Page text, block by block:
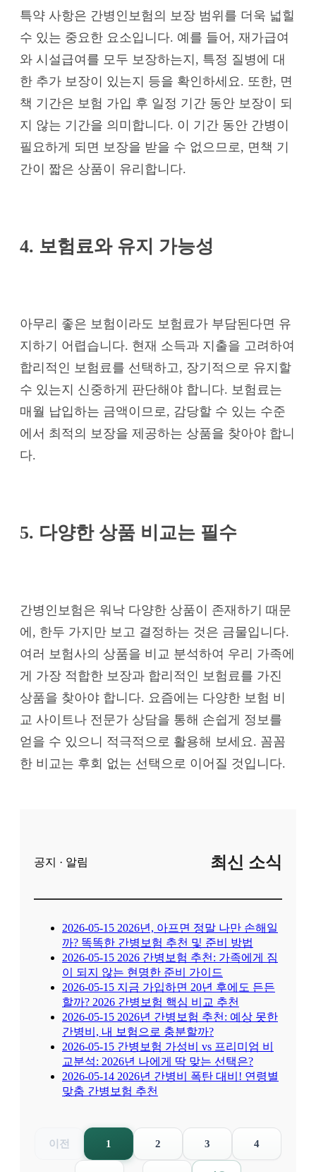
특약 사항은 간병인보험의 보장 범위를 더욱 넓힐
수 있는 중요한 요소입니다. 예를 들어, 재가급여
와 시설급여를 모두 보장하는지, 특정 질병에 대
한 추가 보장이 있는지 등을 확인하세요. 또한, 면
책 기간은 보험 가입 후 일정 기간 동안 보장이 되
지 않는 기간을 의미합니다. 이 기간 동안 간병이
필요하게 되면 보장을 받을 수 없으므로, 면책 기
간이 짧은 상품이 유리합니다.
4. 보험료와 유지 가능성
아무리 좋은 보험이라도 보험료가 부담된다면 유
지하기 어렵습니다. 현재 소득과 지출을 고려하여
합리적인 보험료를 선택하고, 장기적으로 유지할
수 있는지 신중하게 판단해야 합니다. 보험료는
매월 납입하는 금액이므로, 감당할 수 있는 수준
에서 최적의 보장을 제공하는 상품을 찾아야 합니
다.
5. 다양한 상품 비교는 필수
간병인보험은 워낙 다양한 상품이 존재하기 때문
에, 한두 가지만 보고 결정하는 것은 금물입니다.
여러 보험사의 상품을 비교 분석하여 우리 가족에
게 가장 적합한 보장과 합리적인 보험료를 가진
상품을 찾아야 합니다. 요즘에는 다양한 보험 비
교 사이트나 전문가 상담을 통해 손쉽게 정보를
얻을 수 있으니 적극적으로 활용해 보세요. 꼼꼼
한 비교는 후회 없는 선택으로 이어질 것입니다.
공지 · 알림 최신 소식
2026-05-15 2026년, 아프면 정말 나만 손해일
까? 똑똑한 간병보험 추천 및 준비 방법
2026-05-15 2026 간병보험 추천: 가족에게 짐
이 되지 않는 현명한 준비 가이드
2026-05-15 지금 가입하면 20년 후에도 든든
할까? 2026 간병보험 핵심 비교 추천
2026-05-15 2026년 간병보험 추천: 예상 못한
간병비, 내 보험으로 충분할까?
2026-05-15 간병보험 가성비 vs 프리미엄 비
교분석: 2026년 나에게 딱 맞는 선택은?
2026-05-14 2026년 간병비 폭탄 대비! 연령별
맞춤 간병보험 추천
이전 1 2 3 4